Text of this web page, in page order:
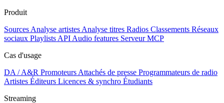
Produit
Sources Analyse artistes Analyse titres Radios Classements Réseaux
sociaux Playlists API Audio features Serveur MCP
Cas d'usage
DA / A&R Promoteurs Attachés de presse Programmateurs de radio
Artistes Éditeurs Licences & synchro Étudiants
Streaming